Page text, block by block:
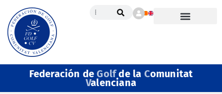
Federación deGolfde la Comunitat
Valenciana